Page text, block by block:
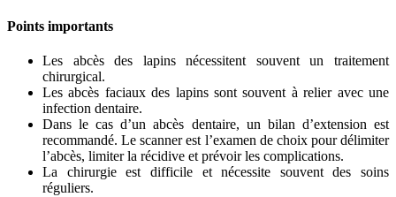
Points importants
Les abcès des lapins nécessitent souvent un traitement
chirurgical.
Les abcès faciaux des lapins sont souvent à relier avec une
infection dentaire.
Dans le cas d’un abcès dentaire, un bilan d’extension est
recommandé. Le scanner est l’examen de choix pour délimiter
l’abcès, limiter la récidive et prévoir les complications.
La chirurgie est difficile et nécessite souvent des soins
réguliers.